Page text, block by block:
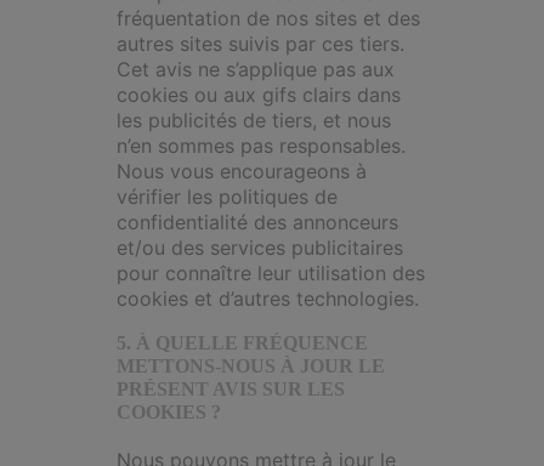
fréquentation de nos sites et des
autres sites suivis par ces tiers.
Cet avis ne s’applique pas aux
cookies ou aux gifs clairs dans
les publicités de tiers, et nous
n’en sommes pas responsables.
Nous vous encourageons à
vérifier les politiques de
confidentialité des annonceurs
et/ou des services publicitaires
pour connaître leur utilisation des
cookies et d’autres technologies.
5. À QUELLE FRÉQUENCE
METTONS-NOUS À JOUR LE
PRÉSENT AVIS SUR LES
COOKIES ?
Nous pouvons mettre à jour le